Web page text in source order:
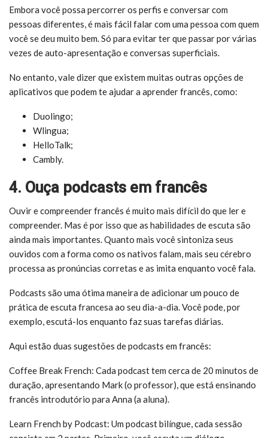
Embora você possa percorrer os perfis e conversar com
pessoas diferentes, é mais fácil falar com uma pessoa com quem
você se deu muito bem. Só para evitar ter que passar por várias
vezes de auto-apresentação e conversas superficiais.
No entanto, vale dizer que existem muitas outras opções de
aplicativos que podem te ajudar a aprender francês, como:
Duolingo;
Wlingua;
HelloTalk;
Cambly.
4. Ouça podcasts em francês
Ouvir e compreender francês é muito mais difícil do que ler e
compreender. Mas é por isso que as habilidades de escuta são
ainda mais importantes. Quanto mais você sintoniza seus
ouvidos com a forma como os nativos falam, mais seu cérebro
processa as pronúncias corretas e as imita enquanto você fala.
Podcasts são uma ótima maneira de adicionar um pouco de
prática de escuta francesa ao seu dia-a-dia. Você pode, por
exemplo, escutá-los enquanto faz suas tarefas diárias.
Aqui estão duas sugestões de podcasts em francês:
Coffee Break French: Cada podcast tem cerca de 20 minutos de
duração, apresentando Mark (o professor), que está ensinando
francês introdutório para Anna (a aluna).
Learn French by Podcast: Um podcast bilíngue, cada sessão